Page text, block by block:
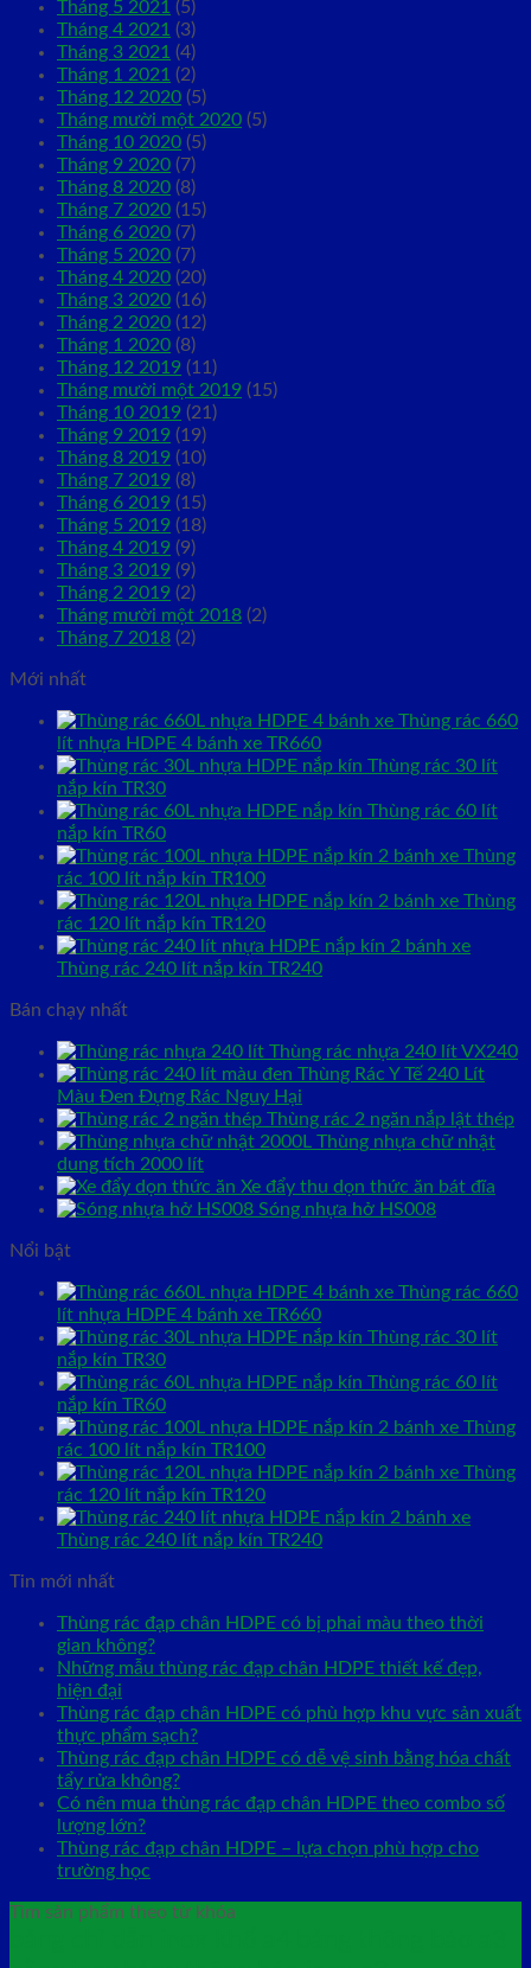
Tháng 5 2021 (5)
Tháng 4 2021 (3)
Tháng 3 2021 (4)
Tháng 1 2021 (2)
Tháng 12 2020 (5)
Tháng mười một 2020 (5)
Tháng 10 2020 (5)
Tháng 9 2020 (7)
Tháng 8 2020 (8)
Tháng 7 2020 (15)
Tháng 6 2020 (7)
Tháng 5 2020 (7)
Tháng 4 2020 (20)
Tháng 3 2020 (16)
Tháng 2 2020 (12)
Tháng 1 2020 (8)
Tháng 12 2019 (11)
Tháng mười một 2019 (15)
Tháng 10 2019 (21)
Tháng 9 2019 (19)
Tháng 8 2019 (10)
Tháng 7 2019 (8)
Tháng 6 2019 (15)
Tháng 5 2019 (18)
Tháng 4 2019 (9)
Tháng 3 2019 (9)
Tháng 2 2019 (2)
Tháng mười một 2018 (2)
Tháng 7 2018 (2)
Mới nhất
Thùng rác 660
lít nhựa HDPE 4 bánh xe TR660
Thùng rác 30 lít
nắp kín TR30
Thùng rác 60 lít
nắp kín TR60
Thùng
rác 100 lít nắp kín TR100
Thùng
rác 120 lít nắp kín TR120
Thùng rác 240 lít nắp kín TR240
Bán chạy nhất
Thùng rác nhựa 240 lít VX240
Thùng Rác Y Tế 240 Lít
Màu Đen Đựng Rác Nguy Hại
Thùng rác 2 ngăn nắp lật thép
Thùng nhựa chữ nhật
dung tích 2000 lít
Xe đẩy thu dọn thức ăn bát đĩa
Sóng nhựa hở HS008
Nổi bật
Thùng rác 660
lít nhựa HDPE 4 bánh xe TR660
Thùng rác 30 lít
nắp kín TR30
Thùng rác 60 lít
nắp kín TR60
Thùng
rác 100 lít nắp kín TR100
Thùng
rác 120 lít nắp kín TR120
Thùng rác 240 lít nắp kín TR240
Tin mới nhất
Thùng rác đạp chân HDPE có bị phai màu theo thời
gian không?
Những mẫu thùng rác đạp chân HDPE thiết kế đẹp,
hiện đại
Thùng rác đạp chân HDPE có phù hợp khu vực sản xuất
thực phẩm sạch?
Thùng rác đạp chân HDPE có dễ vệ sinh bằng hóa chất
tẩy rửa không?
Có nên mua thùng rác đạp chân HDPE theo combo số
lượng lớn?
Thùng rác đạp chân HDPE – lựa chọn phù hợp cho
trường học
Tìm sản phẩm theo từ khóa